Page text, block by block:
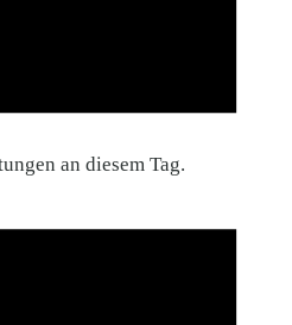
an diesem Tag.